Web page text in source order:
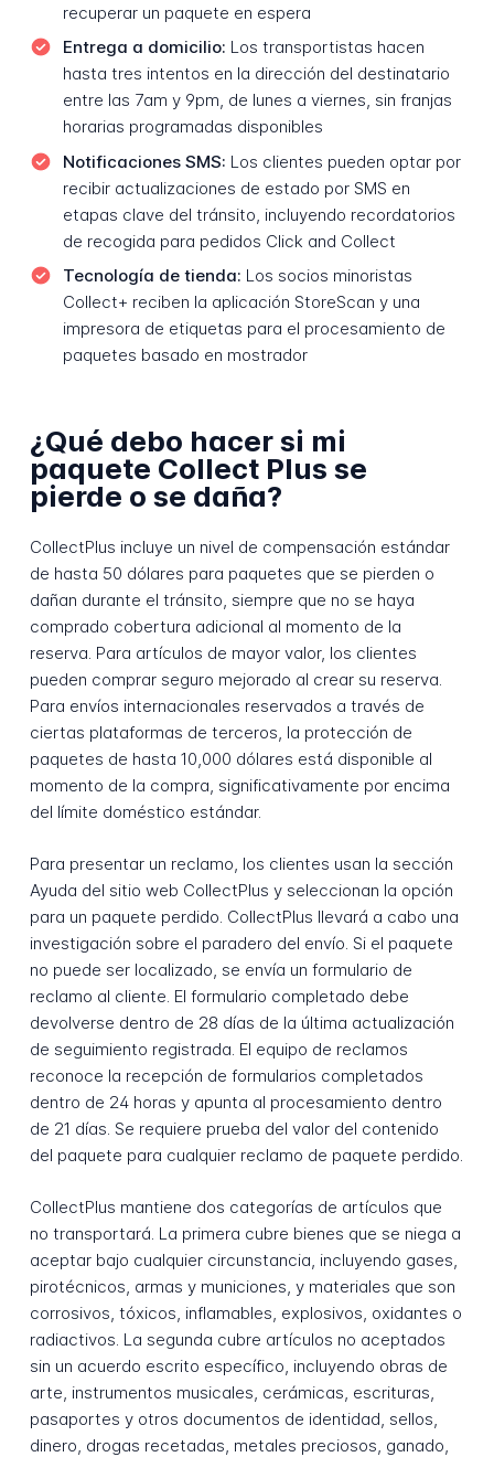
recuperar un paquete en espera
Entrega a domicilio: Los transportistas hacen
hasta tres intentos en la dirección del destinatario
entre las 7am y 9pm, de lunes a viernes, sin franjas
horarias programadas disponibles
Notificaciones SMS: Los clientes pueden optar por
recibir actualizaciones de estado por SMS en
etapas clave del tránsito, incluyendo recordatorios
de recogida para pedidos Click and Collect
Tecnología de tienda: Los socios minoristas
Collect+ reciben la aplicación StoreScan y una
impresora de etiquetas para el procesamiento de
paquetes basado en mostrador
¿Qué debo hacer si mi
paquete Collect Plus se
pierde o se daña?
CollectPlus incluye un nivel de compensación estándar
de hasta 50 dólares para paquetes que se pierden o
dañan durante el tránsito, siempre que no se haya
comprado cobertura adicional al momento de la
reserva. Para artículos de mayor valor, los clientes
pueden comprar seguro mejorado al crear su reserva.
Para envíos internacionales reservados a través de
ciertas plataformas de terceros, la protección de
paquetes de hasta 10,000 dólares está disponible al
momento de la compra, significativamente por encima
del límite doméstico estándar.
Para presentar un reclamo, los clientes usan la sección
Ayuda del sitio web CollectPlus y seleccionan la opción
para un paquete perdido. CollectPlus llevará a cabo una
investigación sobre el paradero del envío. Si el paquete
no puede ser localizado, se envía un formulario de
reclamo al cliente. El formulario completado debe
devolverse dentro de 28 días de la última actualización
de seguimiento registrada. El equipo de reclamos
reconoce la recepción de formularios completados
dentro de 24 horas y apunta al procesamiento dentro
de 21 días. Se requiere prueba del valor del contenido
del paquete para cualquier reclamo de paquete perdido.
CollectPlus mantiene dos categorías de artículos que
no transportará. La primera cubre bienes que se niega a
aceptar bajo cualquier circunstancia, incluyendo gases,
pirotécnicos, armas y municiones, y materiales que son
corrosivos, tóxicos, inflamables, explosivos, oxidantes o
radiactivos. La segunda cubre artículos no aceptados
sin un acuerdo escrito específico, incluyendo obras de
arte, instrumentos musicales, cerámicas, escrituras,
pasaportes y otros documentos de identidad, sellos,
dinero, drogas recetadas, metales preciosos, ganado,